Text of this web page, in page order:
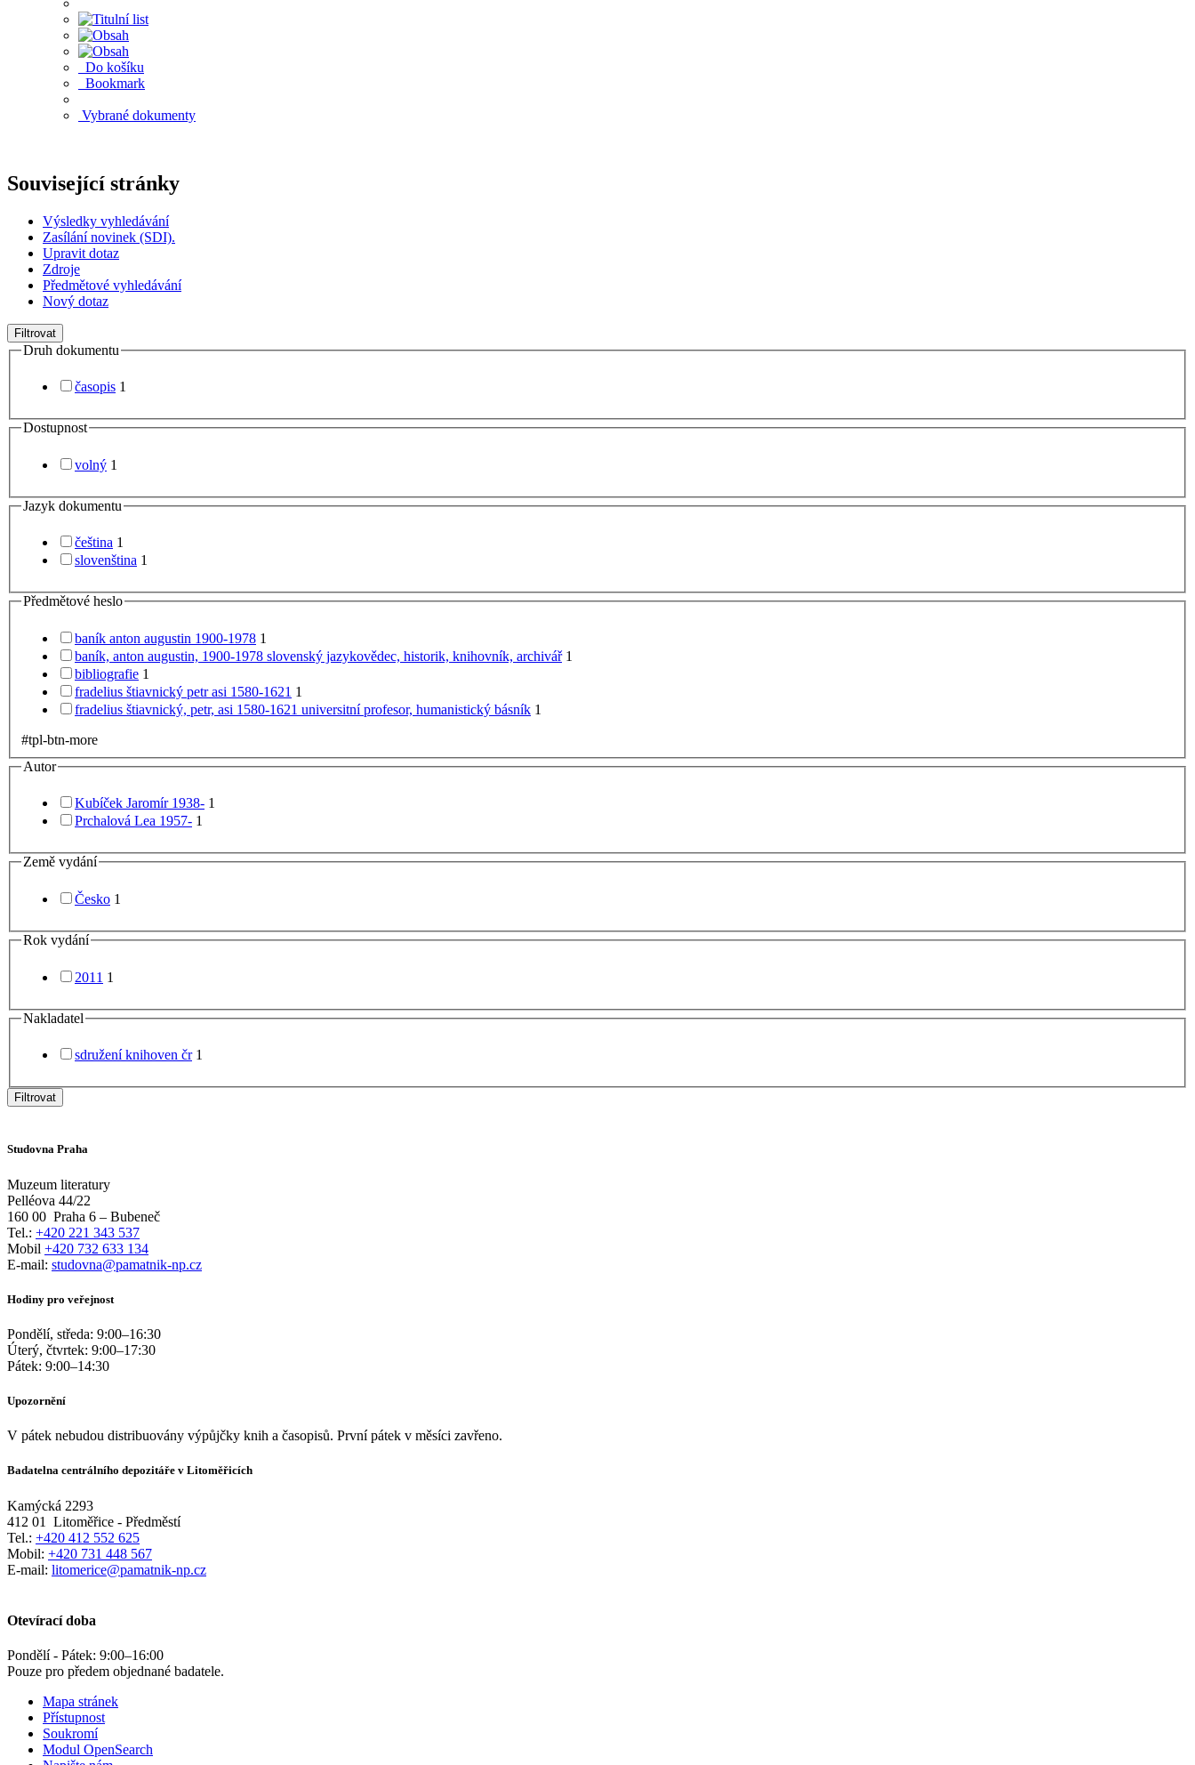
Do košíku
Bookmark
Vybrané dokumenty
Související stránky
Výsledky vyhledávání
Zasílání novinek (SDI).
Upravit dotaz
Zdroje
Předmětové vyhledávání
Nový dotaz
Filtrovat
Druh dokumentu
časopis 1
Dostupnost
volný 1
Jazyk dokumentu
čeština 1
slovenština 1
Předmětové heslo
baník anton augustin 1900-1978 1
baník, anton augustin, 1900-1978 slovenský jazykovědec, historik, knihovník, archivář 1
bibliografie 1
fradelius štiavnický petr asi 1580-1621 1
fradelius štiavnický, petr, asi 1580-1621 universitní profesor, humanistický básník 1
#tpl-btn-more
Autor
Kubíček Jaromír 1938- 1
Prchalová Lea 1957- 1
Země vydání
Česko 1
Rok vydání
2011 1
Nakladatel
sdružení knihoven čr 1
Filtrovat
Studovna Praha
Muzeum literatury
Pelléova 44/22
160 00 Praha 6 – Bubeneč
Tel.: +420 221 343 537
Mobil +420 732 633 134
E-mail: studovna@pamatnik-np.cz
Hodiny pro veřejnost
Pondělí, středa: 9:00–16:30
Úterý, čtvrtek: 9:00–17:30
Pátek: 9:00–14:30
Upozornění
V pátek nebudou distribuovány výpůjčky knih a časopisů. První pátek v měsíci zavřeno.
Badatelna centrálního depozitáře v Litoměřicích
Kamýcká 2293
412 01
Litoměřice - Předměstí
Tel.: +420 412 552 625
Mobil: +420 731 448 567
E-mail: litomerice@pamatnik-np.cz
Otevírací doba
Pondělí - Pátek: 9:00–16:00
Pouze pro předem objednané badatele.
Mapa stránek
Přístupnost
Soukromí
Modul OpenSearch